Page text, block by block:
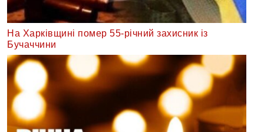
На Харківщині помер 55-річний захисник із
Бучаччини